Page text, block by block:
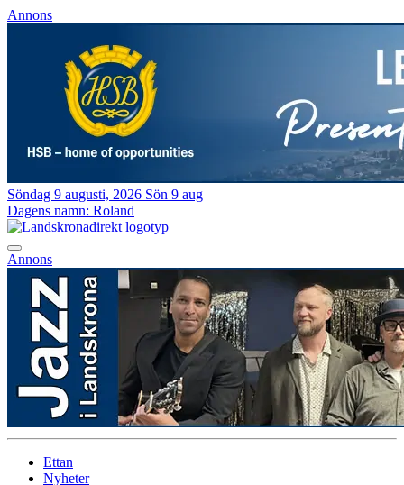
Annons
Söndag 9 augusti, 2026 Sön 9 aug
Dagens namn: Roland
Annons
Ettan
Nyheter